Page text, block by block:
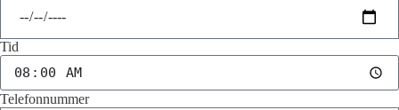
Tid
Telefonnummer